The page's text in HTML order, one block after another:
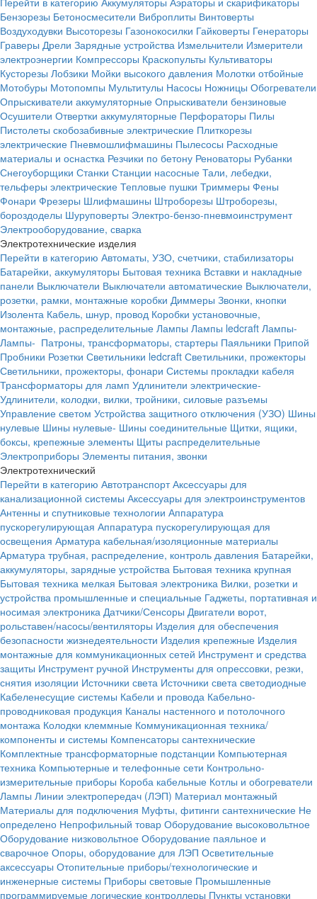
Бензорезы Бетоносмесители Виброплиты Винтоверты
Воздуходувки Высоторезы Газонокосилки Гайковерты Генераторы
Граверы Дрели Зарядные устройства Измельчители Измерители
электроэнергии Компрессоры Краскопульты Культиваторы
Кусторезы Лобзики Мойки высокого давления Молотки отбойные
Мотобуры Мотопомпы Мультитулы Насосы Ножницы Обогреватели
Опрыскиватели аккумуляторные Опрыскиватели бензиновые
Осушители Отвертки аккумуляторные Перфораторы Пилы
Пистолеты скобозабивные электрические Плиткорезы
электрические Пневмошлифмашины Пылесосы Расходные
материалы и оснастка Резчики по бетону Реноваторы Рубанки
Снегоуборщики Станки Станции насосные Тали, лебедки,
тельферы электрические Тепловые пушки Триммеры Фены
Фонари Фрезеры Шлифмашины Штроборезы Штроборезы,
бороздоделы Шуруповерты Электро-бензо-пневмоинструмент
Электрооборудование, сварка
Электротехнические изделия
Перейти в категорию Автоматы, УЗО, счетчики, стабилизаторы
Батарейки, аккумуляторы Бытовая техника Вставки и накладные
панели Выключатели Выключатели автоматические Выключатели,
розетки, рамки, монтажные коробки Диммеры Звонки, кнопки
Изолента Кабель, шнур, провод Коробки установочные,
монтажные, распределительные Лампы Лампы ledcraft Лампы-
Лампы- Патроны, трансформаторы, стартеры Паяльники Припой
Пробники Розетки Светильники ledcraft Светильники, прожекторы
Светильники, прожекторы, фонари Системы прокладки кабеля
Трансформаторы для ламп Удлинители электрические-
Удлинители, колодки, вилки, тройники, силовые разъемы
Управление светом Устройства защитного отключения (УЗО) Шины
нулевые Шины нулевые- Шины соединительные Щитки, ящики,
боксы, крепежные элементы Щиты распределительные
Электроприборы Элементы питания, звонки
Электротехнический
Перейти в категорию Автотранспорт Аксессуары для
канализационной системы Аксессуары для электроинструментов
Антенны и спутниковые технологии Аппаратура
пускорегулирующая Аппаратура пускорегулирующая для
освещения Арматура кабельная/изоляционные материалы
Арматура трубная, распределение, контроль давления Батарейки,
аккумуляторы, зарядные устройства Бытовая техника крупная
Бытовая техника мелкая Бытовая электроника Вилки, розетки и
устройства промышленные и специальные Гаджеты, портативная и
носимая электроника Датчики/Сенсоры Двигатели ворот,
рольставен/насосы/вентиляторы Изделия для обеспечения
безопасности жизнедеятельности Изделия крепежные Изделия
монтажные для коммуникационных сетей Инструмент и средства
защиты Инструмент ручной Инструменты для опрессовки, резки,
снятия изоляции Источники света Источники света светодиодные
Кабеленесущие системы Кабели и провода Кабельно-
проводниковая продукция Каналы настенного и потолочного
монтажа Колодки клеммные Коммуникационная техника/
компоненты и системы Компенсаторы сантехнические
Комплектные трансформаторные подстанции Компьютерная
техника Компьютерные и телефонные сети Контрольно-
измерительные приборы Короба кабельные Котлы и обогреватели
Лампы Линии электропередач (ЛЭП) Материал монтажный
Материалы для подключения Муфты, фитинги сантехнические Не
определено Непрофильный товар Оборудование высоковольтное
Оборудование низковольтное Оборудование паяльное и
сварочное Опоры, оборудование для ЛЭП Осветительные
аксессуары Отопительные приборы/технологические и
инженерные системы Приборы световые Промышленные
программируемые логические контроллеры Пункты установки